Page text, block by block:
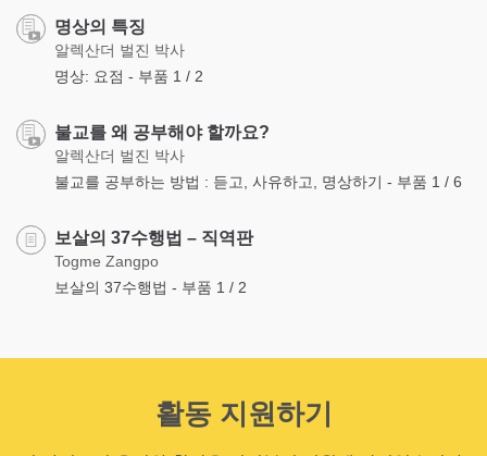
명상의 특징
알렉산더 벌진 박사
명상: 요점 - 부품 1 / 2
불교를 왜 공부해야 할까요?
알렉산더 벌진 박사
불교를 공부하는 방법 : 듣고, 사유하고, 명상하기 - 부품 1 / 6
보살의 37수행법 – 직역판
Togme Zangpo
보살의 37수행법 - 부품 1 / 2
활동 지원하기